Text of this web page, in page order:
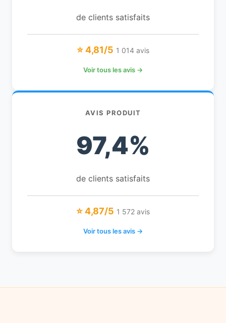
de clients satisfaits
⭐ 4,81/5 1 014 avis
Voir tous les avis →
AVIS PRODUIT
97,4%
de clients satisfaits
⭐ 4,87/5 1 572 avis
Voir tous les avis →